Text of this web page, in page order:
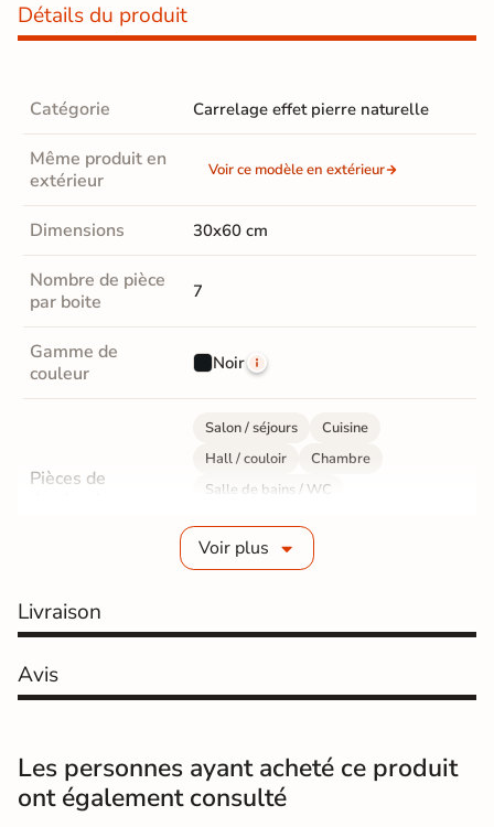
Détails du produit
Catégorie Carrelage effet pierre naturelle
Même produit en
extérieur
Voir ce modèle en extérieur
Dimensions 30x60 cm
Nombre de pièce
par boite
7
Gamme de
couleur
Noir
Pièces de
Salon / séjours
Cuisine
Hall / couloir
Chambre
Salle de bains / WC
Sol intérieur
Fabrication
Résistance à
Masse colorée Oui
Voir plus
Livraison
Avis
Les personnes ayant acheté ce produit
ont également consulté